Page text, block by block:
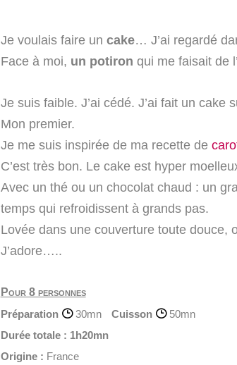
Je voulais faire un cake… J’ai regardé
Face à moi, un potiron qui me faisait de
Je suis faible. J’ai cédé. J’ai fait un cake
Mon premier.
Je me suis inspirée de ma recette de
C’est très bon. Le cake est hyper
Avec un thé ou un chocolat chaud : un
temps qui refroidissent à grands pas.
Lovée dans une couverture toute
J’adore…..
Pour 8 personnes
Préparation
30mn Cuisson
50mn
Durée totale : 1h20mn
Origine : France